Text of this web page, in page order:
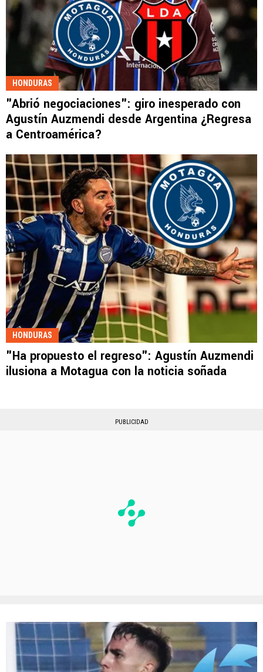
HONDURAS
"Abrió negociaciones": giro inesperado con
Agustín Auzmendi desde Argentina ¿Regresa
a Centroamérica?
HONDURAS
"Ha propuesto el regreso": Agustín Auzmendi
ilusiona a Motagua con la noticia soñada
PUBLICIDAD